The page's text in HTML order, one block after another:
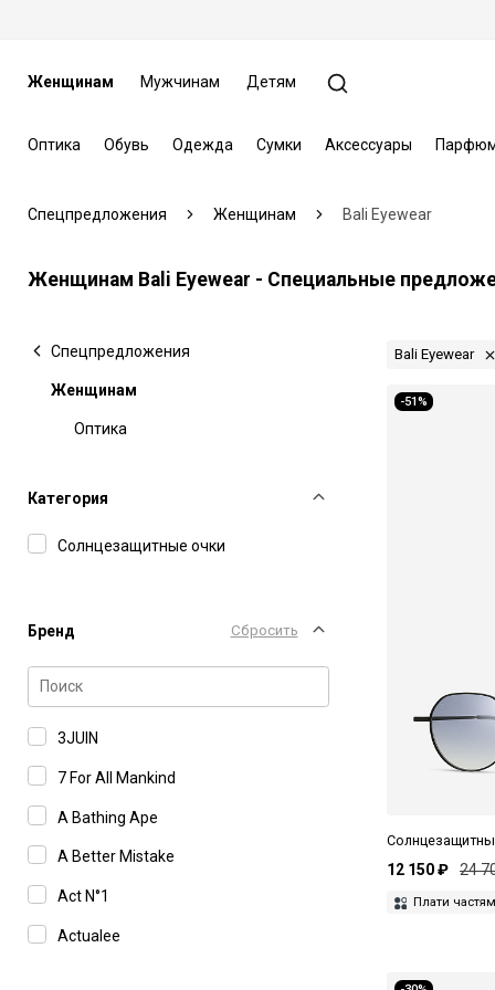
Женщинам Мужчинам Детям
Оптика Обувь Одежда Сумки Аксессуары
Спецпредложения Женщинам Bali Eyewear
Женщинам Bali Eyewear - Специальные
Спецпредложения
Женщинам
Оптика
Категория
Солнцезащитные очки
Бренд Сбросить
3JUIN
7 For All Mankind
A Bathing Ape
A Better Mistake
Act N°1
Actualee
Bali Eyewear
-51%
12 150 ₽ 24
Плати